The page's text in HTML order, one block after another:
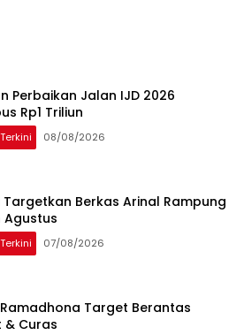
Perbaikan Jalan IJD 2026
Rp1 Triliun
08/08/2026
Targetkan Berkas Arinal Rampung
Agustus
07/08/2026
Ramadhona Target Berantas
& Curas